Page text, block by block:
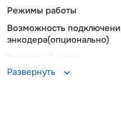
Режимы работы
Возможность
энкодера(опционально)
Каскадный режим
Опциональные протоколы
Развернуть